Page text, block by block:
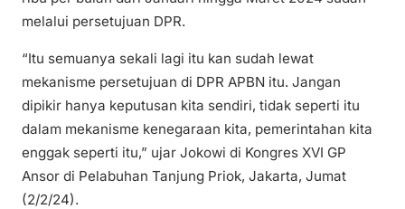
melalui persetujuan DPR.
“Itu semuanya sekali lagi itu kan sudah lewat
mekanisme persetujuan di DPR APBN itu. Jangan
dipikir hanya keputusan kita sendiri, tidak seperti itu
dalam mekanisme kenegaraan kita, pemerintahan kita
enggak seperti itu,” ujar Jokowi di Kongres XVI GP
Ansor di Pelabuhan Tanjung Priok, Jakarta, Jumat
(2/2/24).